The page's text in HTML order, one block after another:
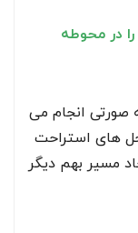
در محوطه
صورتی انجام می
های استراحت
مسیر بهم دیگر